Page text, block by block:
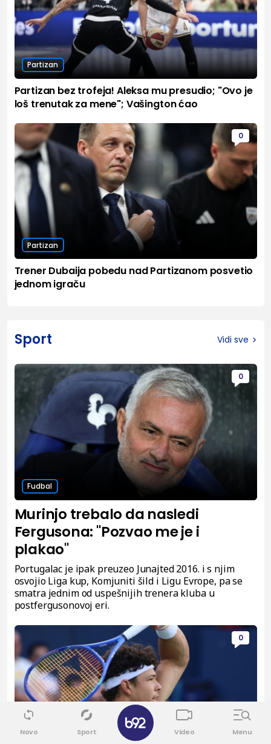
Partizan
Partizan bez trofeja! Aleksa mu presudio; "Ovo je
loš trenutak za mene"; Vašington ćao
0
Partizan
Trener Dubaija pobedu nad Partizanom posvetio
jednom igraču
Sport Vidi sve
0
Fudbal
Murinjo trebalo da nasledi
Fergusona: "Pozvao me je i
plakao"
Portugalac je ipak preuzeo Junajted 2016. i s njim
osvojio Liga kup, Komjuniti šild i Ligu Evrope, pa se
smatra jednim od uspešnijih trenera kluba u
postfergusonovoj eri.
0
Novo Sport Video Menu
✕